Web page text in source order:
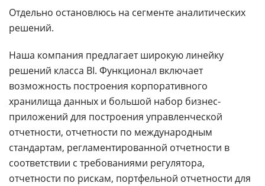
Отдельно остановлюсь на сегменте аналитических
решений.
Наша компания предлагает широкую линейку
решений класса BI. Функционал включает
возможность построения корпоративного
хранилища данных и большой набор бизнес-
приложений для построения управленческой
отчетности, отчетности по международным
стандартам, регламентированной отчетности в
соответствии с требованиями регулятора,
отчетности по рискам, портфельной отчетности для